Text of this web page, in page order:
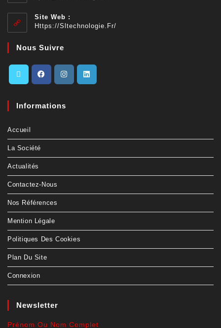
Site Web :
Https://sltechnologie.fr/
Nous Suivre
Informations
Accueil
La Société
Actualités
Contactez-Nous
Nos Références
Mention Légale
Politiques Des Cookies
Plan Du Site
Connexion
Newsletter
Prénom Ou Nom Complet